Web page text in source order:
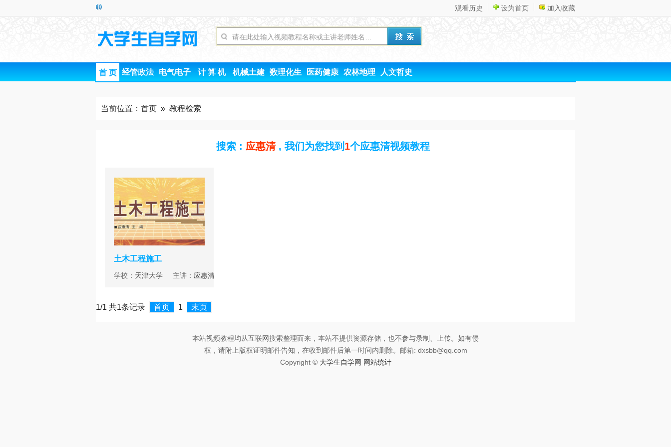
观看历史 设为首页 加入收藏
首 页 经管政法 电气电子 计 算 机 机械土建 数理化生 医药健康 农林地理 人文哲史
当前位置： 首页 » 教程检索
搜索 : 应惠清 , 我们为您找到 1个应惠清视频教程
土木工程施工
学校： 天津大学 主讲： 应惠清
1/1 共1条记录 首页 1 末页
本站视频教程均从互联网搜索整理而来，本站不提供资源存储，也不参与录制、上传。如有侵
权，请附上版权证明邮件告知，在收到邮件后第一时间内删除。邮箱: dxsbb@qq.com
Copyright © 大学生自学网 网站统计